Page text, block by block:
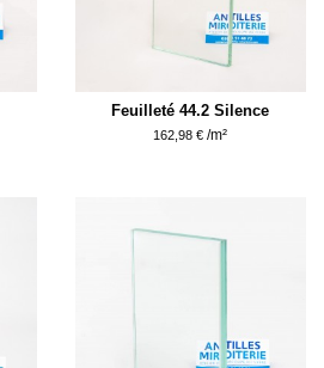
Feuilleté 44.2 Silence
162,98 € /m²